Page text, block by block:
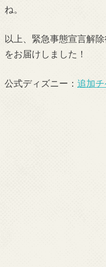
ね。
以上、緊急事態宣言解
をお届けしました！
公式ディズニー： 追加